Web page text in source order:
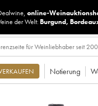
online-
der Welt: Burgund,
Notierung